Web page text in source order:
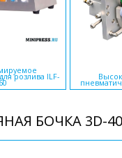
розлива ILF-
БОЧКА 3D-